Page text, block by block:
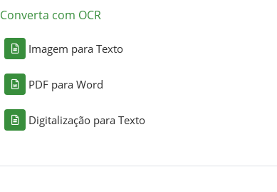
Converta com OCR
Imagem para Texto
PDF para Word
Digitalização para Texto